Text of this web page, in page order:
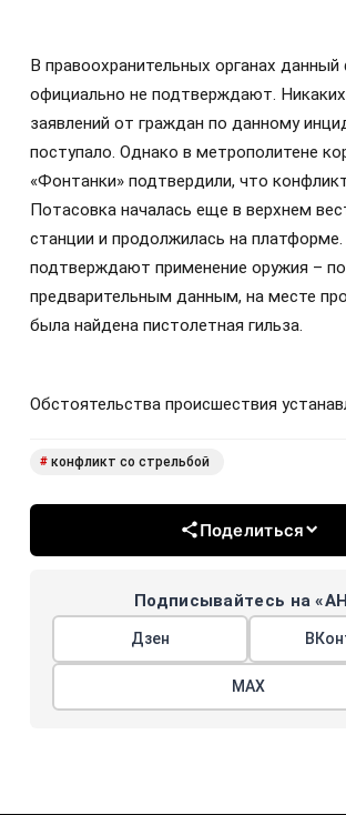
В правоохранительных органах данный
официально не подтверждают.
заявлений от граждан по данному
поступало. Однако в метрополитене
«Фонтанки» подтвердили, что
Потасовка началась еще в верхнем
станции и продолжилась на
подтверждают применение оружия – по
предварительным данным, на месте
была найдена пистолетная гильза.
Обстоятельства происшествия
# конфликт со стрельбой
Поделиться
Подписывайтесь на
Дзен
МАХ